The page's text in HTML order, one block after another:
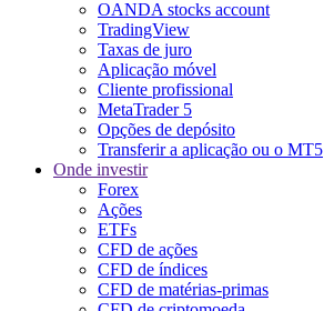
OANDA stocks account
TradingView
Taxas de juro
Aplicação móvel
Cliente profissional
MetaTrader 5
Opções de depósito
Transferir a aplicação ou o MT5
Onde investir
Forex
Ações
ETFs
CFD de ações
CFD de índices
CFD de matérias-primas